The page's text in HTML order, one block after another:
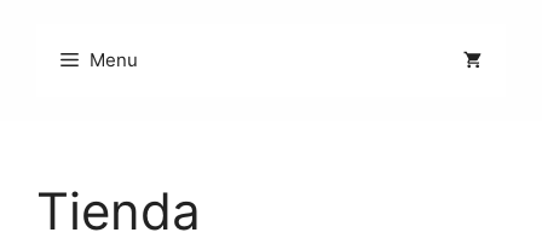
contenido
Menu
Tienda